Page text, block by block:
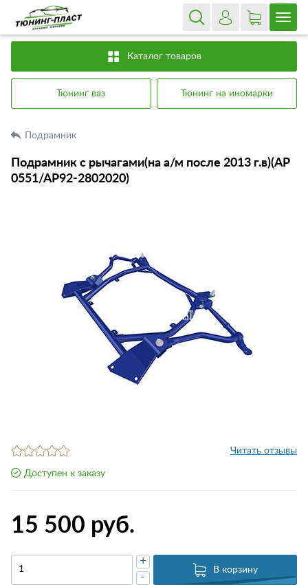
Каталог товаров
Тюнинг ваз Тюнинг на иномарки
Подрамник
Подрамник с рычагами(на а/м после 2013 г.в)(АР
0551/АР92-2802020)
Читать отзывы
Доступен к заказу
15 500 руб.
-
+
В корзину